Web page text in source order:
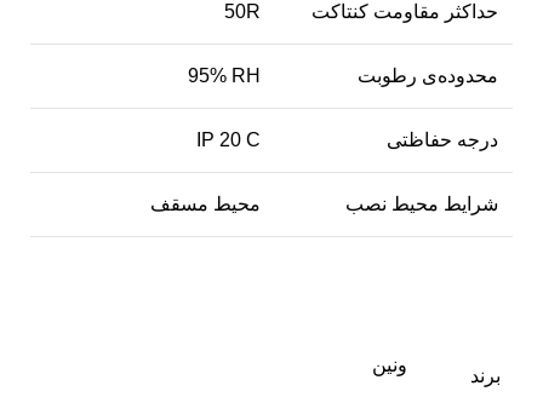
حداکثر مقاومت کنتاکت 50R
محدوده‌ی رطوبت 95% RH
درجه حفاظتی IP 20 C
شرایط محیط نصب محیط مسقف
برند
ونین